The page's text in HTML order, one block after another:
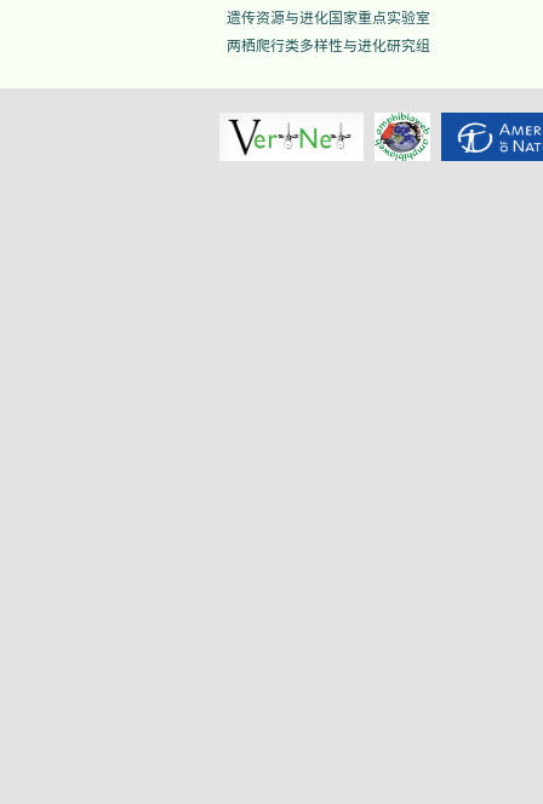
遗传资源与进化国家重点实验室
两栖爬行类多样性与进化研究组